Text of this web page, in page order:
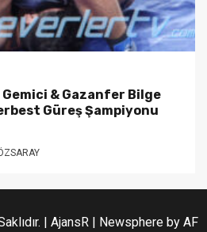
& Gazanfer Bilge
Güreş Şampiyonu
| AjansR | Newsphere by AF